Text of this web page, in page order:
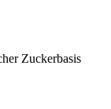
Zuckerbasis